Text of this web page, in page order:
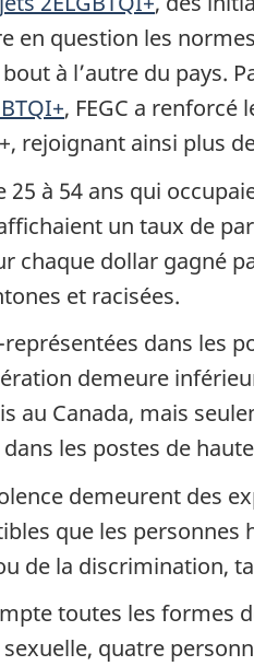
en question les
à l’autre du pays.
, FEGC a
rejoignant ainsi plus
25 à 54 ans qui
un taux de
chaque dollar gagné
et racisées.
dans les
demeure
au Canada, mais
les postes de
demeurent des
que les
de la discrimination,
toutes les formes
quatre